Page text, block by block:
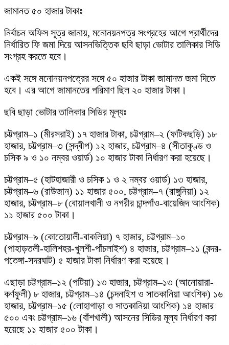
জামানত ৫০ হাজার টাকাঃ
নির্বাচন অফিস সূত্র জানায়, মনোনয়নপত্র সংগ্রহের আগে প্রার্থীদের
নির্ধারিত ফি জমা দিয়ে আসনভিত্তিক ছবি ছাড়া ভোটার তালিকার সিডি
সংগ্রহ করতে হবে।
একই সঙ্গে মনোনয়নপত্রের সঙ্গে ৫০ হাজার টাকা জামানত জমা দিতে
হবে। এর আগে জামানতের পরিমাণ ছিল ২০ হাজার টাকা।
ছবি ছাড়া ভোটার তালিকার সিডির মূল্যঃ
চট্টগ্রাম–১ (মীরসরাই) ১৭ হাজার টাকা, চট্টগ্রাম–২ (ফটিকছড়ি) ১৮
হাজার, চট্টগ্রাম–৩ (সন্দ্বীপ) ১২ হাজার, চট্টগ্রাম–৪ (সীতাকুণ্ড ও
চসিক ৯ ও ১০ নম্বর ওয়ার্ড) ১০ হাজার টাকা নির্ধারণ করা হয়েছে।
চট্টগ্রাম–৫ (হাটহাজারী ও চসিক ১ ও ২ নম্বর ওয়ার্ড) ১৩ হাজার,
চট্টগ্রাম–৬ (রাউজান) ১১ হাজার ৫০০, চট্টগ্রাম–৭ (রাঙ্গুনিয়া) ১২
হাজার, চট্টগ্রাম–৮ (বোয়ালখালী ও নগরীর চান্দগাঁও-বায়েজিদ আংশিক)
১১ হাজার ৫০০ টাকা।
চট্টগ্রাম–৯ (কোতোয়ালী-বাকলিয়া) ৭ হাজার, চট্টগ্রাম–১০
(পাহাড়তলী-হালিশহর-খুলশী-পাঁচলাইশ) ৪ হাজার, চট্টগ্রাম–১১ (বন্দর-
পতেঙ্গা-সদরঘাট) ৫ হাজার টাকা নির্ধারণ করা হয়েছে।
এছাড়া চট্টগ্রাম–১২ (পটিয়া) ১৩ হাজার, চট্টগ্রাম–১৩ (আনোয়ারা-
কর্ণফুলী) ৮ হাজার, চট্টগ্রাম–১৪ (চন্দনাইশ ও সাতকানিয়া আংশিক) ১৬
হাজার, চট্টগ্রাম–১৫ (লোহাগাড়া ও সাতকানিয়া আংশিক) ১৪ হাজার
৫০০ এবং চট্টগ্রাম–১৬ (বাঁশখালী) আসনের সিডির মূল্য নির্ধারণ করা
হয়েছে ১১ হাজার ৫০০ টাকা।